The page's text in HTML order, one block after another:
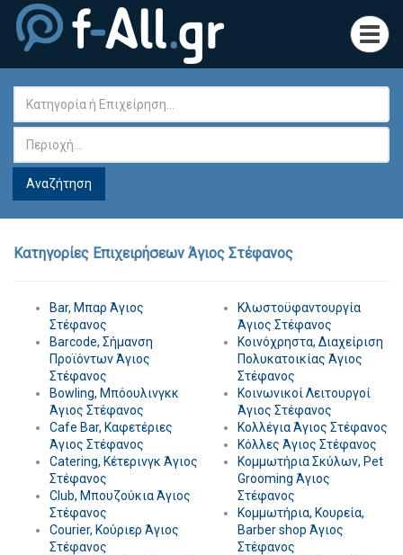
Κατηγορίες Επιχειρήσεων Άγιος Στέφανος
Bar, Μπαρ Άγιος
Στέφανος
Barcode, Σήμανση
Προϊόντων Άγιος
Στέφανος
Bowling, Μπόουλινγκκ
Άγιος Στέφανος
Cafe Bar, Καφετέριες
Άγιος Στέφανος
Catering, Κέτερινγκ Άγιος
Στέφανος
Club, Μπουζούκια Άγιος
Στέφανος
Courier, Κούριερ Άγιος
Στέφανος
Κλωστοϋφαντουργία
Άγιος Στέφανος
Κοινόχρηστα, Διαχείριση
Πολυκατοικίας Άγιος
Στέφανος
Κοινωνικοί Λειτουργοί
Άγιος Στέφανος
Κολλέγια Άγιος Στέφανος
Κόλλες Άγιος Στέφανος
Κομμωτήρια Σκύλων, Pet
Grooming Άγιος
Στέφανος
Κομμωτήρια, Κουρεία,
Barber shop Άγιος
Στέφανος